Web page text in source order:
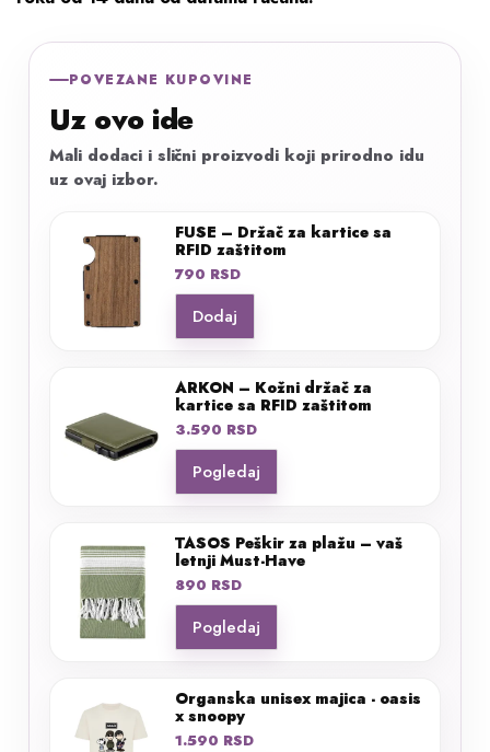
POVEZANE KUPOVINE
Uz ovo ide
Mali dodaci i slični proizvodi koji prirodno idu
uz ovaj izbor.
FUSE – Držač za kartice sa
RFID zaštitom
790 RSD
Dodaj
ARKON – Kožni držač za
kartice sa RFID zaštitom
3.590 RSD
Pogledaj
TASOS Peškir za plažu – vaš
letnji Must-Have
890 RSD
Pogledaj
Organska unisex majica - oasis
x snoopy
1.590 RSD